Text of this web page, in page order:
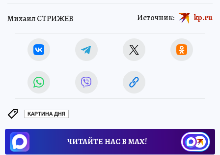
Михаил СТРИЖЕВ Источник: kp.ru
КАРТИНА ДНЯ
ЧИТАЙТЕ НАС В МАХ!